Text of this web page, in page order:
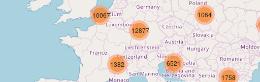
1758
1382
1064
10067
6521
12877